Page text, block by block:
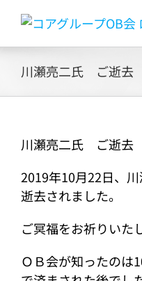
content
川瀬亮二氏 ご逝去
川瀬亮二氏 ご逝去
2019年10月22日、
逝去されました。
ご冥福をお祈りいた
ＯＢ会が知ったのは